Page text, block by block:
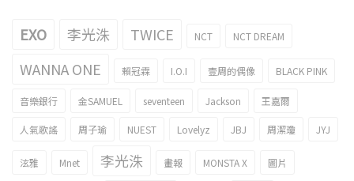
EXO 李光洙 TWICE NCT NCT DREAM
WANNA ONE 賴冠霖 I.O.I 壹周的偶像 BLACK PINK
音樂銀行 金SAMUEL seventeen Jackson 王嘉爾
人氣歌謠 周子瑜 NUEST Lovelyz JBJ 周潔瓊 JYJ
泫雅 Mnet 李光洙 畫報 MONSTA X 圖片